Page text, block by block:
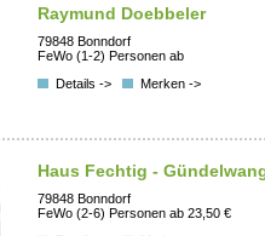
Raymund Doebbeler
79848 Bonndorf
FeWo (1-2) Personen ab
Details ->
Merken ->
Haus Fechtig -
79848 Bonndorf
FeWo (2-6) Personen ab 23,50 €